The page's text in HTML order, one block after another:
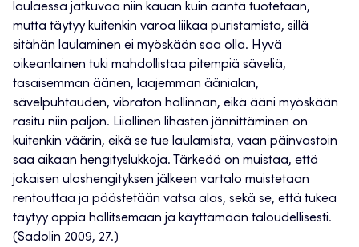
laulaessa jatkuvaa niin kauan kuin ääntä tuotetaan,
mutta täytyy kuitenkin varoa liikaa puristamista, sillä
sitähän laulaminen ei myöskään saa olla. Hyvä
oikeanlainen tuki mahdollistaa pitempiä säveliä,
tasaisemman äänen, laajemman äänialan,
sävelpuhtauden, vibraton hallinnan, eikä ääni myöskään
rasitu niin paljon. Liiallinen lihasten jännittäminen on
kuitenkin väärin, eikä se tue laulamista, vaan päinvastoin
saa aikaan hengityslukkoja. Tärkeää on muistaa, että
jokaisen uloshengityksen jälkeen vartalo muistetaan
rentouttaa ja päästetään vatsa alas, sekä se, että tukea
täytyy oppia hallitsemaan ja käyttämään taloudellisesti.
(Sadolin 2009, 27.)